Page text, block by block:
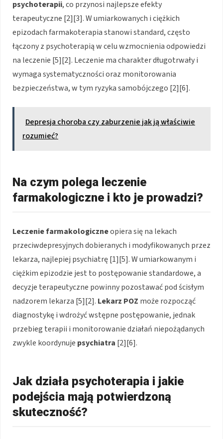
psychoterapii, co przynosi najlepsze efekty
terapeutyczne [2][3]. W umiarkowanych i ciężkich
epizodach farmakoterapia stanowi standard, często
łączony z psychoterapią w celu wzmocnienia odpowiedzi
na leczenie [5][2]. Leczenie ma charakter długotrwały i
wymaga systematyczności oraz monitorowania
bezpieczeństwa, w tym ryzyka samobójczego [2][6].
Depresja choroba czy zaburzenie jak ją właściwie
rozumieć?
Na czym polega leczenie
farmakologiczne i kto je prowadzi?
Leczenie farmakologiczneopiera się na lekach
przeciwdepresyjnych dobieranych i modyfikowanych przez
lekarza, najlepiej psychiatrę [1][5]. W umiarkowanym i
ciężkim epizodzie jest to postępowanie standardowe, a
decyzje terapeutyczne powinny pozostawać pod ścisłym
nadzorem lekarza [5][2]. Lekarz POZ może rozpocząć
diagnostykę i wdrożyć wstępne postępowanie, jednak
przebieg terapii i monitorowanie działań niepożądanych
zwykle koordynuje psychiatra [2][6].
Jak działa psychoterapia i jakie
podejścia mają potwierdzoną
skuteczność?